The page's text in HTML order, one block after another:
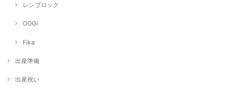
レンブロック
OOGI
Fika
出産準備
出産祝い